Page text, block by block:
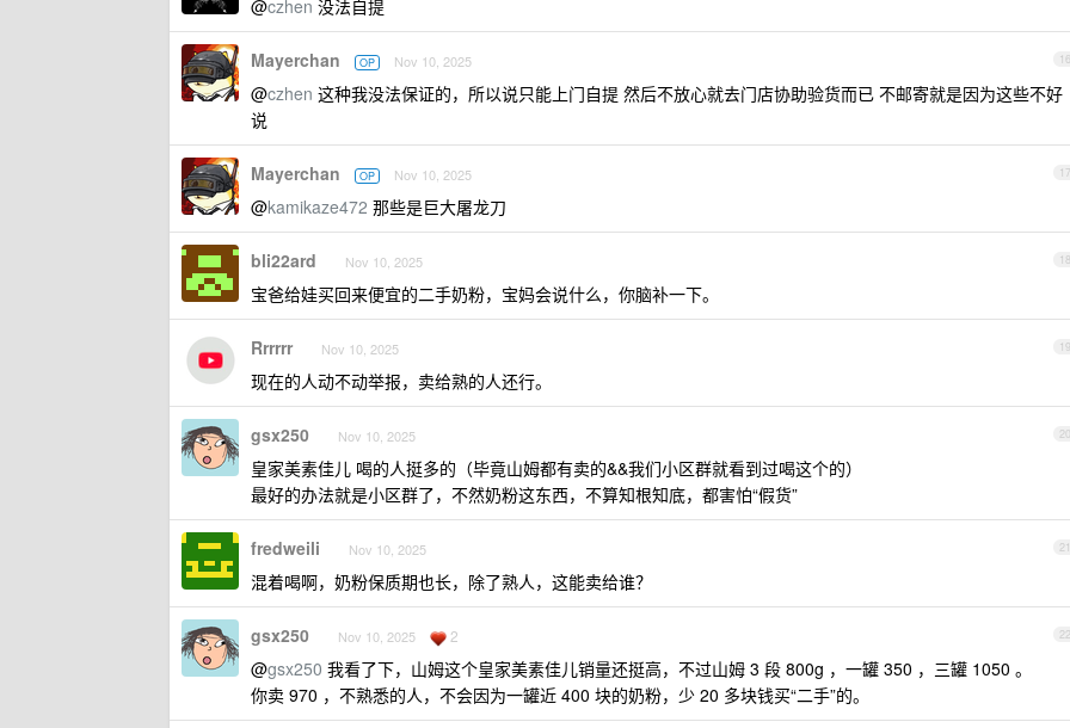
@czhen 没法自提
16
Mayerchan OP Nov 10, 2025
@czhen 这种我没法保证的，所以说只能上门自提 然后不放心就去门店协助验货而已 不邮寄就是因为这些不好
说
17
Mayerchan OP Nov 10, 2025
@kamikaze472 那些是巨大屠龙刀
18
bli22ard Nov 10, 2025
宝爸给娃买回来便宜的二手奶粉，宝妈会说什么，你脑补一下。
19
Rrrrrr Nov 10, 2025
现在的人动不动举报，卖给熟的人还行。
20
gsx250 Nov 10, 2025
皇家美素佳儿 喝的人挺多的（毕竟山姆都有卖的&&我们小区群就看到过喝这个的）
最好的办法就是小区群了，不然奶粉这东西，不算知根知底，都害怕“假货”
21
fredweili Nov 10, 2025
混着喝啊，奶粉保质期也长，除了熟人，这能卖给谁？
22
gsx250 Nov 10, 2025 2
@gsx250 我看了下，山姆这个皇家美素佳儿销量还挺高，不过山姆 3 段 800g ，一罐 350 ，三罐 1050 。
你卖 970 ，不熟悉的人，不会因为一罐近 400 块的奶粉，少 20 多块钱买“二手”的。